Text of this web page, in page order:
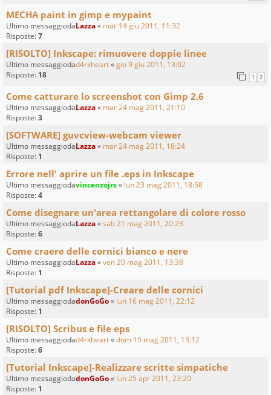
MECHA paint in gimp e mypaint
Ultimo messaggiodaLazza« mar 14 giu 2011, 11:32
Risposte:7
[RISOLTO] Inkscape: rimuovere doppie linee
Ultimo messaggiodad4rkheart«gio 9 giu 2011, 13:02
Risposte: 18 1 2
Come catturare lo screenshot con Gimp 2.6
Ultimo messaggiodaLazza« mar 24 mag 2011, 21:10
Risposte:3
[SOFTWARE] guvcview-webcam viewer
Ultimo messaggiodaLazza« mar 24 mag 2011, 18:24
Risposte: 1
Errore nell' aprire un file .eps in Inkscape
Ultimo messaggiodavincenzojrs« lun 23 mag 2011, 18:58
Risposte:4
Come disegnare un'area rettangolare di colore rosso
Ultimo messaggiodaLazza«sab 21 mag 2011, 20:23
Risposte:6
Come craere delle cornici bianco e nere
Ultimo messaggiodaLazza«ven 20 mag 2011, 13:38
Risposte: 1
[Tutorial pdf Inkscape]-Creare delle cornici
Ultimo messaggiodadonGoGo« lun 16 mag 2011, 22:12
Risposte: 1
[RISOLTO] Scribus e file eps
Ultimo messaggiodad4rkheart«dom 15 mag 2011, 13:12
Risposte:6
[Tutorial Inkscape]-Realizzare scritte simpatiche
Ultimo messaggiodadonGoGo« lun 25 apr 2011, 23:20
Risposte: 1